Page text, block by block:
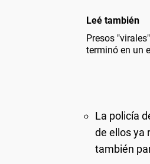
Leé también
Presos
terminó en un
La policía
de ellos ya
también